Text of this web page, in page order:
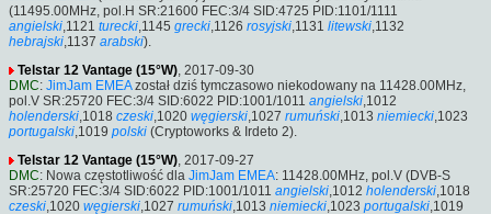
(11495.00MHz, pol.H SR:21600 FEC:3/4 SID:4725 PID:1101/1111
angielski,1121 turecki,1145 grecki,1126 rosyjski,1131 litewski,1132
hebrajski,1137 arabski).
Telstar 12 Vantage (15°W), 2017-09-30
DMC: JimJam EMEAzostał dziś tymczasowo niekodowany na 11428.00MHz,
pol.V SR:25720 FEC:3/4 SID:6022 PID:1001/1011 angielski,1012
holenderski,1018 czeski,1020 węgierski,1027 rumuński,1013 niemiecki,1023
portugalski,1019 polski (Cryptoworks & Irdeto 2).
Telstar 12 Vantage (15°W), 2017-09-27
DMC: Nowa częstotliwość dla JimJam EMEA: 11428.00MHz, pol.V (DVB-S
SR:25720 FEC:3/4 SID:6022 PID:1001/1011 angielski,1012 holenderski,1018
czeski,1020 węgierski,1027 rumuński,1013 niemiecki,1023 portugalski,1019